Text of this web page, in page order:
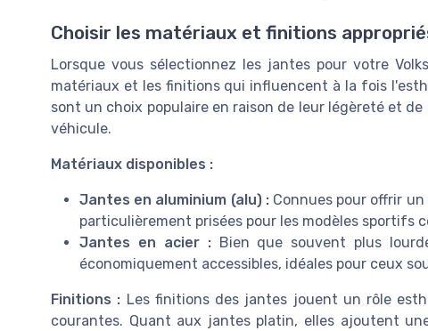
Choisir les matériaux et finitions
Lorsque vous sélectionnez les jantes pour votre
matériaux et les finitions qui influencent à la fois
sont un choix populaire en raison de leur légèreté et
véhicule.
Matériaux disponibles :
Jantes en aluminium (alu) :Connues pour offrir un
particulièrement prisées pour les modèles sportifs
Jantes en acier :Bien que souvent plus
économiquement accessibles, idéales pour ceux
Finitions : Les finitions des jantes jouent un rôle
courantes. Quant aux jantes platin, elles ajoutent